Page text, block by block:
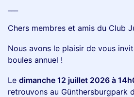
Chers membres et amis du Club
Nous avons le plaisir de vous
boules annuel !
Le dimanche 12 juillet 2026 à
retrouvons au Günthersburgpark